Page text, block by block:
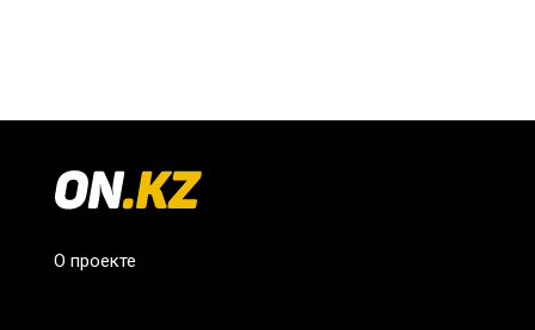
О проекте